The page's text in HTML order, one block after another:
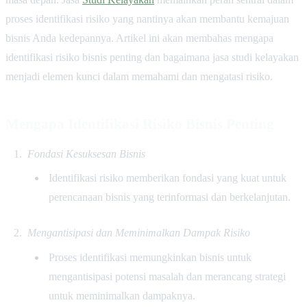
proses identifikasi risiko yang nantinya akan membantu kemajuan
bisnis Anda kedepannya. Artikel ini akan membahas mengapa
identifikasi risiko bisnis penting dan bagaimana jasa studi kelayakan
menjadi elemen kunci dalam memahami dan mengatasi risiko.
Fondasi Kesuksesan Bisnis
Identifikasi risiko memberikan fondasi yang kuat untuk
perencanaan bisnis yang terinformasi dan berkelanjutan.
Mengantisipasi dan Meminimalkan Dampak Risiko
Proses identifikasi memungkinkan bisnis untuk
mengantisipasi potensi masalah dan merancang strategi
untuk meminimalkan dampaknya.